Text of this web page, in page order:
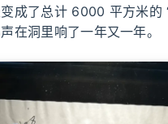
成了总计 6000 平方米的
在洞里响了一年又一年。